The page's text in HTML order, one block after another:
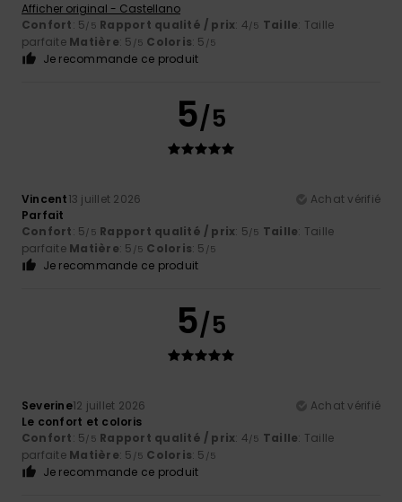
Afficher original - Castellano
Confort: 5/5 Rapport qualité / prix: 4/5 Taille: Taille
parfaite Matière: 5 /5 Coloris: 5 /5
Je recommande ce produit
5/5
Vincent13 juillet 2026
Achat vérifié
Parfait
Confort: 5/5 Rapport qualité / prix: 5/5 Taille: Taille
parfaite Matière: 5 /5 Coloris: 5 /5
Je recommande ce produit
5/5
Severine12 juillet 2026
Achat vérifié
Le confort et coloris
Confort: 5/5 Rapport qualité / prix: 4/5 Taille: Taille
parfaite Matière: 5 /5 Coloris: 5 /5
Je recommande ce produit